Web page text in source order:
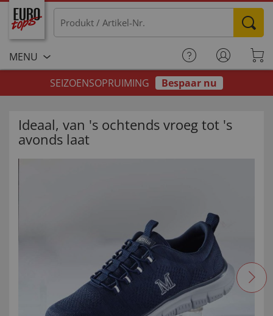
MENU
SEIZOENSOPRUIMING
Bespaar nu
Ideaal, van 's ochtends vroeg tot 's
avonds laat